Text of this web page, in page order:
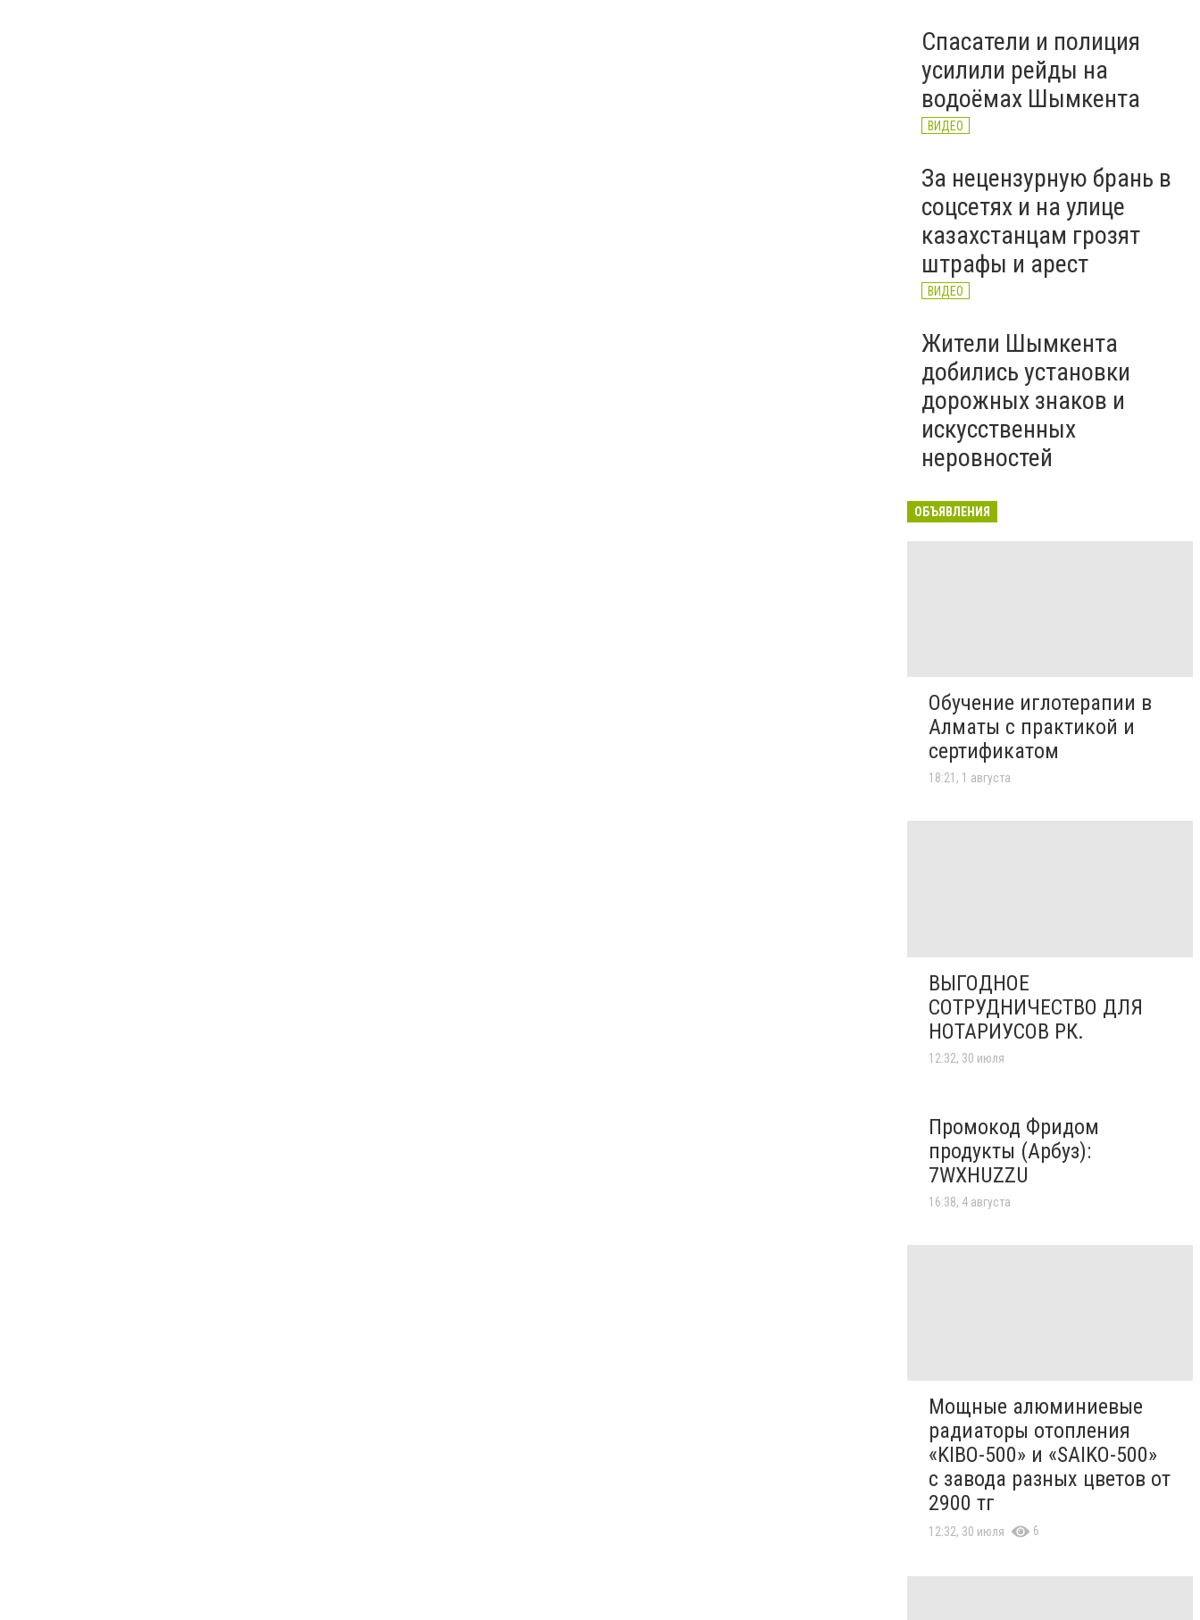
Спасатели и полиция
усилили рейды на
водоёмах Шымкента
ВИДЕО
За нецензурную брань в
соцсетях и на улице
казахстанцам грозят
штрафы и арест
ВИДЕО
Жители Шымкента
добились установки
дорожных знаков и
искусственных
неровностей
ОБЪЯВЛЕНИЯ
Обучение иглотерапии в
Алматы с практикой и
сертификатом
18:21, 1 августа
ВЫГОДНОЕ
СОТРУДНИЧЕСТВО ДЛЯ
НОТАРИУСОВ РК.
12:32, 30 июля
Промокод Фридом
продукты (Арбуз):
7WXHUZZU
16:38, 4 августа
Мощные алюминиевые
радиаторы отопления
«KIBO-500» и «SAIKO-500»
с завода разных цветов от
2900 тг
12:32, 30 июля 6